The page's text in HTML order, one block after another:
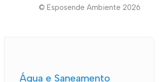
© Esposende Ambiente 2026
Água e Saneamento